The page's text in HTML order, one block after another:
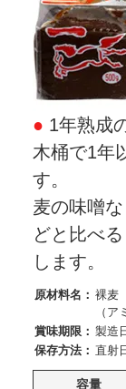
● 1年熟
木桶で1年
す。
麦の味噌
どと比べ
します。
原材料名： 裸麦
（ア
賞味期限： 製造
保存方法： 直射
容量